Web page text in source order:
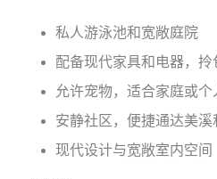
私人游泳池和宽敞庭院
配备现代家具和电器，拎
允许宠物，适合家庭或个
安静社区，便捷通达美溪
现代设计与宽敞室内空间